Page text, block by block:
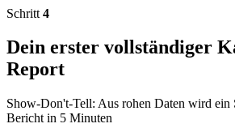
Schritt 4
Dein erster vollständiger
Report
Show-Don't-Tell: Aus rohen Daten wird ein
Bericht in 5 Minuten